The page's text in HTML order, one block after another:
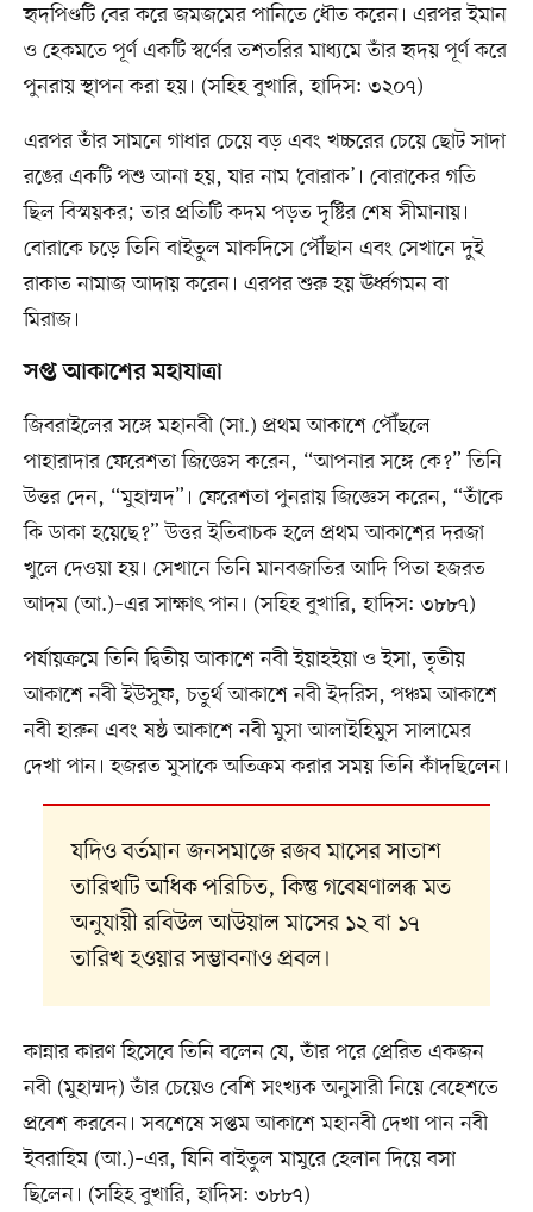
হৃদপিণ্ডটি বের করে জমজমের পানিতে ধৌত করেন। এরপর ইমান
ও হেকমতে পূর্ণ একটি স্বর্ণের তশতরির মাধ্যমে তাঁর হৃদয় পূর্ণ করে
পুনরায় স্থাপন করা হয়। (সহিহ বুখারি, হাদিস: ৩২০৭)
এরপর তাঁর সামনে গাধার চেয়ে বড় এবং খচ্চরের চেয়ে ছোট সাদা
রঙের একটি পশু আনা হয়, যার নাম ‘বোরাক’। বোরাকের গতি
ছিল বিস্ময়কর; তার প্রতিটি কদম পড়ত দৃষ্টির শেষ সীমানায়।
বোরাকে চড়ে তিনি বাইতুল মাকদিসে পৌঁছান এবং সেখানে দুই
রাকাত নামাজ আদায় করেন। এরপর শুরু হয় ঊর্ধ্বগমন বা
মিরাজ।
সপ্ত আকাশের মহাযাত্রা
জিবরাইলের সঙ্গে মহানবী (সা.) প্রথম আকাশে পৌঁছলে
পাহারাদার ফেরেশতা জিজ্ঞেস করেন, “আপনার সঙ্গে কে?” তিনি
উত্তর দেন, “মুহাম্মদ”। ফেরেশতা পুনরায় জিজ্ঞেস করেন, “তাঁকে
কি ডাকা হয়েছে?” উত্তর ইতিবাচক হলে প্রথম আকাশের দরজা
খুলে দেওয়া হয়। সেখানে তিনি মানবজাতির আদি পিতা হজরত
আদম (আ.)–এর সাক্ষাৎ পান। (সহিহ বুখারি, হাদিস: ৩৮৮৭)
পর্যায়ক্রমে তিনি দ্বিতীয় আকাশে নবী ইয়াহইয়া ও ইসা, তৃতীয়
আকাশে নবী ইউসুফ, চতুর্থ আকাশে নবী ইদরিস, পঞ্চম আকাশে
নবী হারুন এবং ষষ্ঠ আকাশে নবী মুসা আলাইহিমুস সালামের
দেখা পান। হজরত মুসাকে অতিক্রম করার সময় তিনি কাঁদছিলেন।
যদিও বর্তমান জনসমাজে রজব মাসের সাতাশ
তারিখটি অধিক পরিচিত, কিন্তু গবেষণালব্ধ মত
অনুযায়ী রবিউল আউয়াল মাসের ১২ বা ১৭
তারিখ হওয়ার সম্ভাবনাও প্রবল।
কান্নার কারণ হিসেবে তিনি বলেন যে, তাঁর পরে প্রেরিত একজন
নবী (মুহাম্মদ) তাঁর চেয়েও বেশি সংখ্যক অনুসারী নিয়ে বেহেশতে
প্রবেশ করবেন। সবশেষে সপ্তম আকাশে মহানবী দেখা পান নবী
ইবরাহিম (আ.)–এর, যিনি বাইতুল মামুরে হেলান দিয়ে বসা
ছিলেন। (সহিহ বুখারি, হাদিস: ৩৮৮৭)